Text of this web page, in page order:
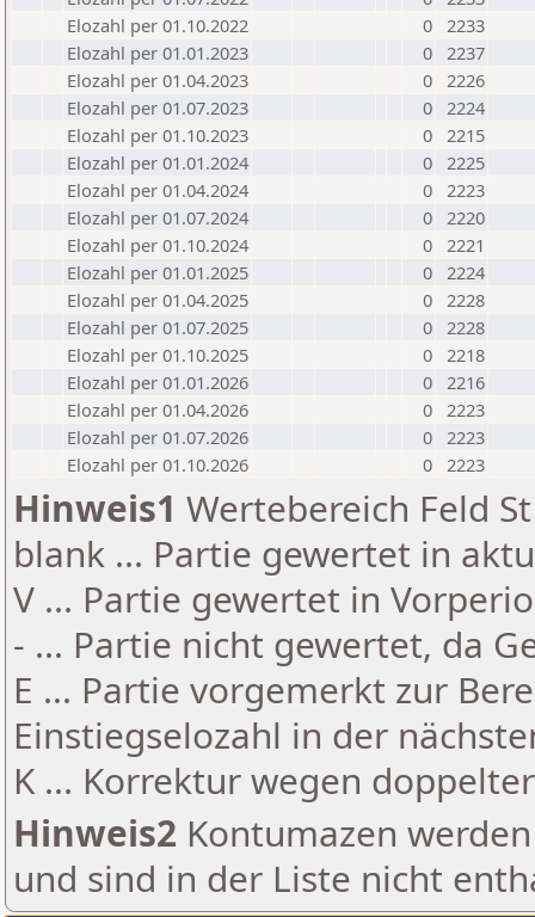
Elozahl per 01.10.2022
0 2233
Elozahl per 01.01.2023
0 2237
Elozahl per 01.04.2023
0 2226
Elozahl per 01.07.2023
0 2224
Elozahl per 01.10.2023
0 2215
Elozahl per 01.01.2024
0 2225
Elozahl per 01.04.2024
0 2223
Elozahl per 01.07.2024
0 2220
Elozahl per 01.10.2024
0 2221
Elozahl per 01.01.2025
0 2224
Elozahl per 01.04.2025
0 2228
Elozahl per 01.07.2025
0 2228
Elozahl per 01.10.2025
0 2218
Elozahl per 01.01.2026
0 2216
Elozahl per 01.04.2026
0 2223
Elozahl per 01.07.2026
0 2223
Elozahl per 01.10.2026
0 2223
Hinweis1 Wertebereich Feld
blank ... Partie gewertet in
V ... Partie gewertet in
- ... Partie nicht gewertet, da
E ... Partie vorgemerkt zur
Einstiegselozahl in der
K ... Korrektur wegen
Hinweis2 Kontumazen
und sind in der Liste nicht